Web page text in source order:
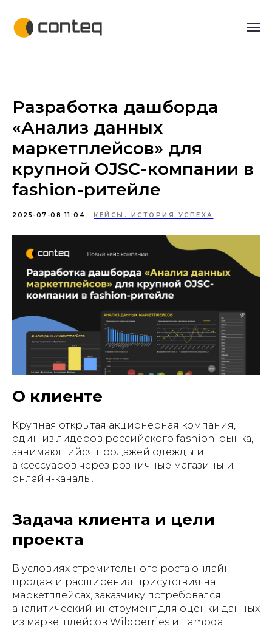
Разработка дашборда
«Анализ данных
маркетплейсов» для
крупной OJSC-компании в
fashion-ритейле
2025-07-08 11:04 КЕЙСЫ. ИСТОРИЯ УСПЕХА
О клиенте
Крупная открытая акционерная компания,
один из лидеров российского fashion-рынка,
занимающийся продажей одежды и
аксессуаров через розничные магазины и
онлайн-каналы.
Задача клиента и цели
проекта
В условиях стремительного роста онлайн-
продаж и расширения присутствия на
маркетплейсах, заказчику потребовался
аналитический инструмент для оценки данных
из маркетплейсов Wildberries и Lamoda.